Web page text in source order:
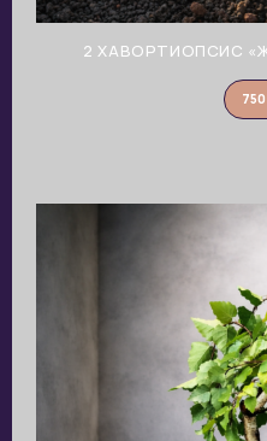
2 ХАВОРТИОПСИС
750